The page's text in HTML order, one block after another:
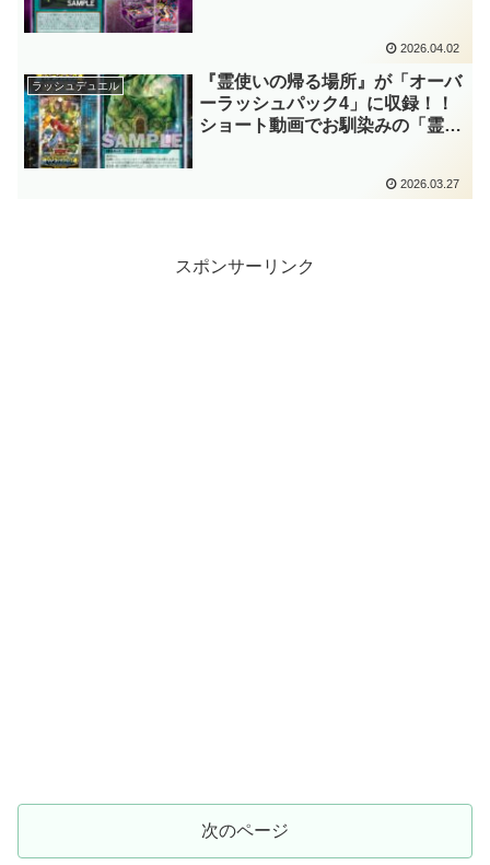
エイプリルフールネタに相応しい
選出ですね～。(笑)【遊戯王
OCG】
2026.04.02
ラッシュデュエル
『霊使いの帰る場所』が「オーバ
ーラッシュパック4」に収録！！
ショート動画でお馴染みの「霊使
化するフィールド魔法となりまし
2026.03.27
スポンサーリンク
次のページ